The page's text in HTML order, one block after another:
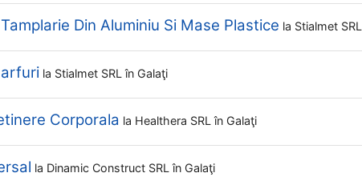
Din Aluminiu Si Mase Plastice la Stialmet SRL
la Stialmet SRL în Galaţi
Corporala la Healthera SRL în Galaţi
la Dinamic Construct SRL în Galaţi